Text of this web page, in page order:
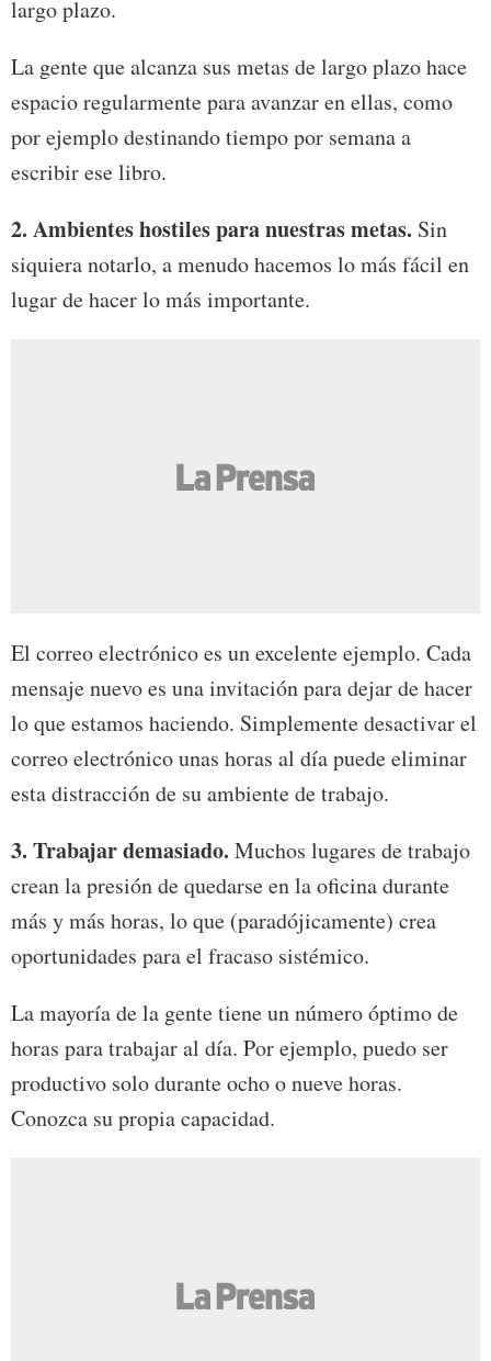
largo plazo.
La gente que alcanza sus metas de largo plazo hace
espacio regularmente para avanzar en ellas, como
por ejemplo destinando tiempo por semana a
escribir ese libro.
2. Ambientes hostiles para nuestras metas. Sin
siquiera notarlo, a menudo hacemos lo más fácil en
lugar de hacer lo más importante.
El correo electrónico es un excelente ejemplo. Cada
mensaje nuevo es una invitación para dejar de hacer
lo que estamos haciendo. Simplemente desactivar el
correo electrónico unas horas al día puede eliminar
esta distracción de su ambiente de trabajo.
3. Trabajar demasiado. Muchos lugares de trabajo
crean la presión de quedarse en la oficina durante
más y más horas, lo que (paradójicamente) crea
oportunidades para el fracaso sistémico.
La mayoría de la gente tiene un número óptimo de
horas para trabajar al día. Por ejemplo, puedo ser
productivo solo durante ocho o nueve horas.
Conozca su propia capacidad.